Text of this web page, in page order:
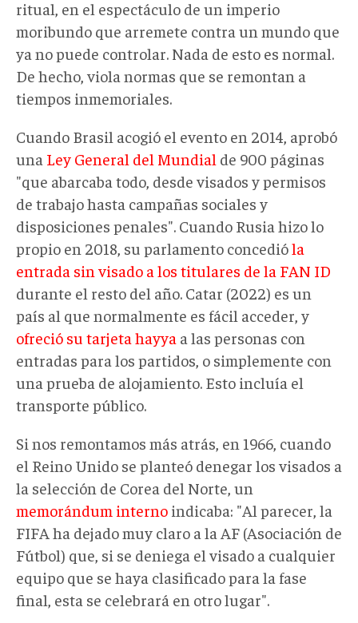
ritual, en el espectáculo de un imperio
moribundo que arremete contra un mundo que
ya no puede controlar. Nada de esto es normal.
De hecho, viola normas que se remontan a
tiempos inmemoriales.
Cuando Brasil acogió el evento en 2014, aprobó
una Ley General del Mundial de 900 páginas
"que abarcaba todo, desde visados y permisos
de trabajo hasta campañas sociales y
disposiciones penales". Cuando Rusia hizo lo
propio en 2018, su parlamento concedióla
entrada sin visado a los titulares de la FAN ID
durante el resto del año. Catar (2022) es un
país al que normalmente es fácil acceder, y
ofreció su tarjeta hayya a las personas con
entradas para los partidos, o simplemente con
una prueba de alojamiento. Esto incluía el
transporte público.
Si nos remontamos más atrás, en 1966, cuando
el Reino Unido se planteó denegar los visados a
la selección de Corea del Norte, un
memorándum interno indicaba: "Al parecer, la
FIFA ha dejado muy claro a la AF (Asociación de
Fútbol) que, si se deniega el visado a cualquier
equipo que se haya clasificado para la fase
final, esta se celebrará en otro lugar".